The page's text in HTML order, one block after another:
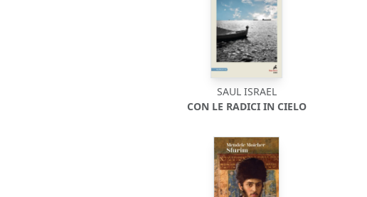
SAUL ISRAEL
CON LE RADICI IN CIELO